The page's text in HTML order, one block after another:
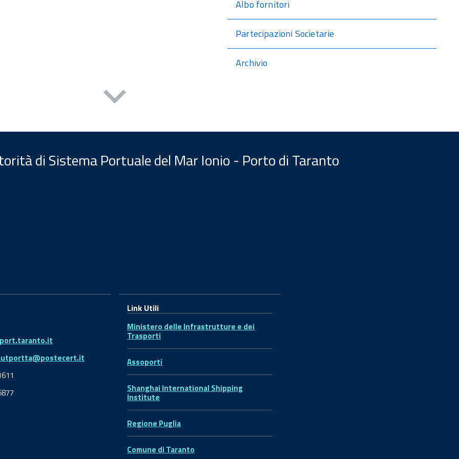
Albo fornitori
Partecipazioni Societarie
Archivio
di Sistema Portuale del Mar Ionio - Porto di Taranto
Link Utili
Ministero delle Infrastrutture e dei
Trasporti
Assoporti
Shanghai International Shipping
Institute
Regione Puglia
Comune di Taranto